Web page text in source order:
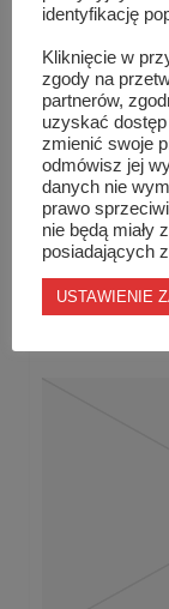
Kiermasz
okazja do
było wesoło,
{phocagallery
Podobne wpisy
identyfikację
Kliknięcie w
zgody na
partnerów,
uzyskać
zmienić swoje
odmówisz jej
danych nie
prawo
nie będą miały
posiadających
USTAWIENIE